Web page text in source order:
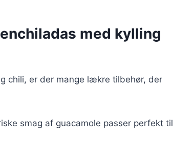
med kylling
chili, er der mange lækre tilbehør, der
smag af guacamole passer perfekt til